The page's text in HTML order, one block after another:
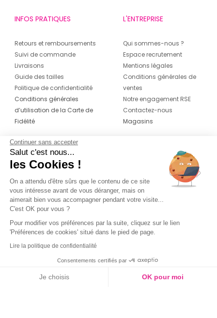
INFOS PRATIQUES
Retours et remboursements
Suivi de commande
Livraisons
Guide des tailles
Politique de confidentialité
Conditions générales
d’utilisation de la Carte de
Fidélité
L'ENTREPRISE
Qui sommes-nous ?
Espace recrutement
Mentions légales
Conditions générales de
ventes
Notre engagement RSE
Contactez-nous
Magasins
CONTACT
04 42 20 78 42
Du lundi au jeudi de 8h30 à 16h30 & le
vendredi de 8h30 à 15h30
Continuer sans accepter
Salut c'est nous...
les Cookies !
On a attendu d'être sûrs que le contenu de ce site
vous intéresse avant de vous déranger, mais on
aimerait bien vous accompagner pendant votre visite...
C'est OK pour vous ?
Pour modifier vos préférences par la suite, cliquez sur le lien
'Préférences de cookies' situé dans le pied de page.
Lire la politique de confidentialité
Consentements certifiés par
Je choisis OK pour moi